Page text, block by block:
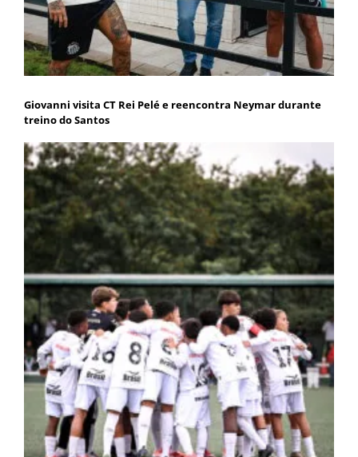
Giovanni visita CT Rei Pelé e reencontra Neymar durante
treino do Santos